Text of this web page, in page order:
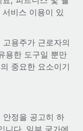
비스 이용이 있
용주가 근로자의
용한 도구일 뿐만
중요한 요소이기
안정을 공고히 하
니다. 일부 국가에